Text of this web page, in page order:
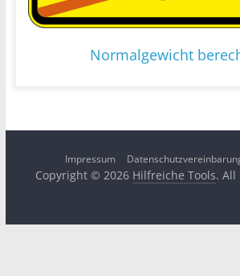
Normalgewicht
Impressum
Copyright © 2026 Hilfreiche Tools. All